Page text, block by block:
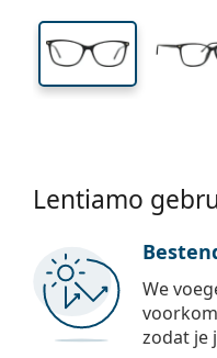
Lentiamo
We
zodat je